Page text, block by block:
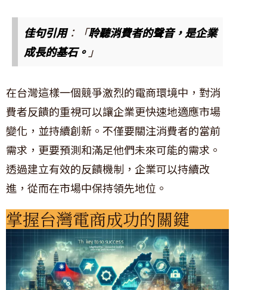
佳句引用：「聆聽消費者的聲音，是企業
成長的基石。 」
在台灣這樣一個競爭激烈的電商環境中，對消
費者反饋的重視可以讓企業更快速地適應市場
變化，並持續創新。不僅要關注消費者的當前
需求，更要預測和滿足他們未來可能的需求。
透過建立有效的反饋機制，企業可以持續改
進，從而在市場中保持領先地位。
掌握台灣電商成功的關鍵